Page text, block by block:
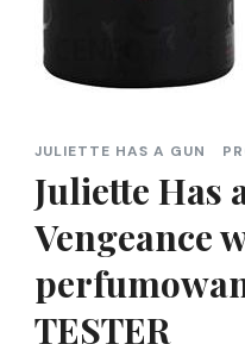
JULIETTE HAS A GUN
Juliette Has
Vengeance
TESTER